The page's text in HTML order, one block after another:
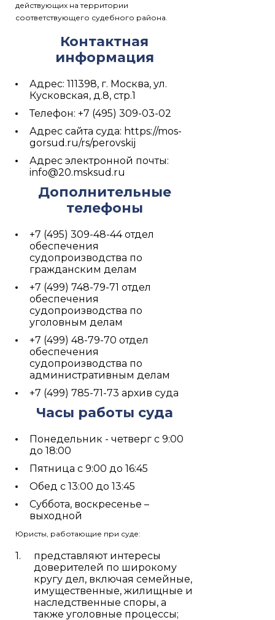
действующих на территории
соответствующего судебного района.
Контактная
информация
Адрес: 111398, г. Москва, ул.
Кусковская, д.8, стр.1
Телефон: +7 (495) 309-03-02
Адрес сайта суда: https://mos-
gorsud.ru/rs/perovskij
Адрес электронной почты:
info@20.msksud.ru
Дополнительные
телефоны
+7 (495) 309-48-44 отдел
обеспечения
судопроизводства по
гражданским делам
+7 (499) 748-79-71 отдел
обеспечения
судопроизводства по
уголовным делам
+7 (499) 48-79-70 отдел
обеспечения
судопроизводства по
административным делам
+7 (499) 785-71-73 архив суда
Часы работы суда
Понедельник - четверг с 9:00
до 18:00
Пятница с 9:00 до 16:45
Обед с 13:00 до 13:45
Суббота, воскресенье –
выходной
Юристы, работающие при суде:
представляют интересы
доверителей по широкому
кругу дел, включая семейные,
имущественные, жилищные и
наследственные споры, а
также уголовные процессы;